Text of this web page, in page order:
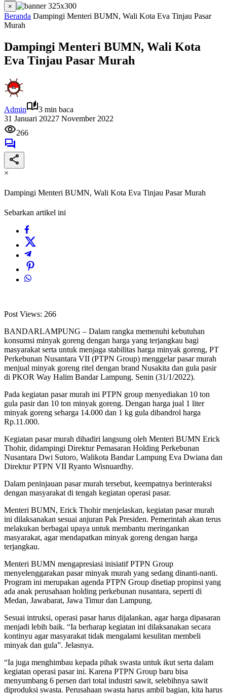
×
Beranda Dampingi Menteri BUMN, Wali Kota Eva Tinjau Pasar
Murah
Dampingi Menteri BUMN, Wali Kota
Eva Tinjau Pasar Murah
Admin
3 min baca
31 Januari 20227 November 2022
266
×
Dampingi Menteri BUMN, Wali Kota Eva Tinjau Pasar Murah
Sebarkan artikel ini
Post Views: 266
BANDARLAMPUNG – Dalam rangka memenuhi kebutuhan
konsumsi minyak goreng dengan harga yang terjangkau bagi
masyarakat serta untuk menjaga stabilitas harga minyak goreng, PT
Perkebunan Nusantara VII (PTPN Group) menggelar pasar murah
menjual minyak goreng ritel dengan brand Nusakita dan gula pasir
di PKOR Way Halim Bandar Lampung. Senin (31/1/2022).
Pada kegiatan pasar murah ini PTPN group menyediakan 10 ton
gula pasir dan 10 ton minyak goreng. Dengan harga jual 1 liter
minyak goreng seharga 14.000 dan 1 kg gula dibandrol harga
Rp.11.000.
Kegiatan pasar murah dihadiri langsung oleh Menteri BUMN Erick
Thohir, didampingi Direktur Pemasaran Holding Perkebunan
Nusantara Dwi Sutoro, Walikota Bandar Lampung Eva Dwiana dan
Direktur PTPN VII Ryanto Wisnuardhy.
Dalam peninjauan pasar murah tersebut, keempatnya berinteraksi
dengan masyarakat di tengah kegiatan operasi pasar.
Menteri BUMN, Erick Thohir menjelaskan, kegiatan pasar murah
ini dilaksanakan sesuai anjuran Pak Presiden. Pemerintah akan terus
melakukan berbagai upaya untuk membantu meringankan
masyarakat, agar mendapatkan minyak goreng dengan harga
terjangkau.
Menteri BUMN mengapresiasi inisiatif PTPN Group
menyelenggarakan pasar minyak murah yang sedang dinanti-nanti.
Program ini merupakan agenda PTPN Group disetiap propinsi yang
ada anak perusahaan holding perkebunan nusantara, seperti di
Medan, Jawabarat, Jawa Timur dan Lampung.
Sesuai intruksi, operasi pasar harus dijalankan, agar harga dipasaran
menjadi lebih baik. “Ia berharap kegiatan ini dilaksanakan secara
kontinyu agar masyarakat tidak mengalami kesulitan membeli
minyak dan gula”. Jelasnya.
“Ia juga menghimbau kepada pihak swasta untuk ikut serta dalam
kegiatan operasi pasar ini. Karena PTPN Group baru bisa
menyumbang 6 persen dari total industri sawit, selebihnya sawit
diproduksi swasta. Perusahaan swasta harus ambil bagian, kita harus